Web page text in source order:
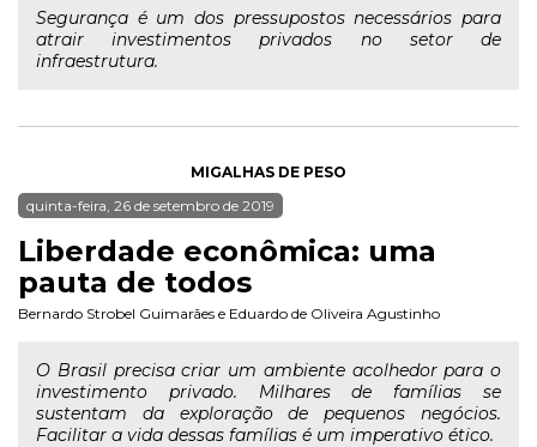
Segurança é um dos pressupostos necessários para
atrair investimentos privados no setor de
infraestrutura.
MIGALHAS DE PESO
quinta-feira, 26 de setembro de 2019
Liberdade econômica: uma
pauta de todos
Bernardo Strobel Guimarães e Eduardo de Oliveira Agustinho
O Brasil precisa criar um ambiente acolhedor para o
investimento privado. Milhares de famílias se
sustentam da exploração de pequenos negócios.
Facilitar a vida dessas famílias é um imperativo ético.